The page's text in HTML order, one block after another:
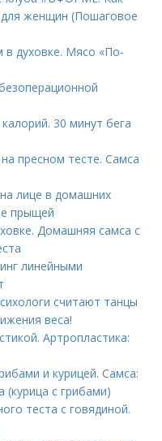
женщин (Пошаговое
в духовке. Мясо «По-
30 минут бега
пресном тесте. Самса
лице в домашних
прыщей
Домашняя самса с
линейными
считают танцы
веса!
Артропластика:
и курицей. Самса:
(курица с грибами)
теста с говядиной.